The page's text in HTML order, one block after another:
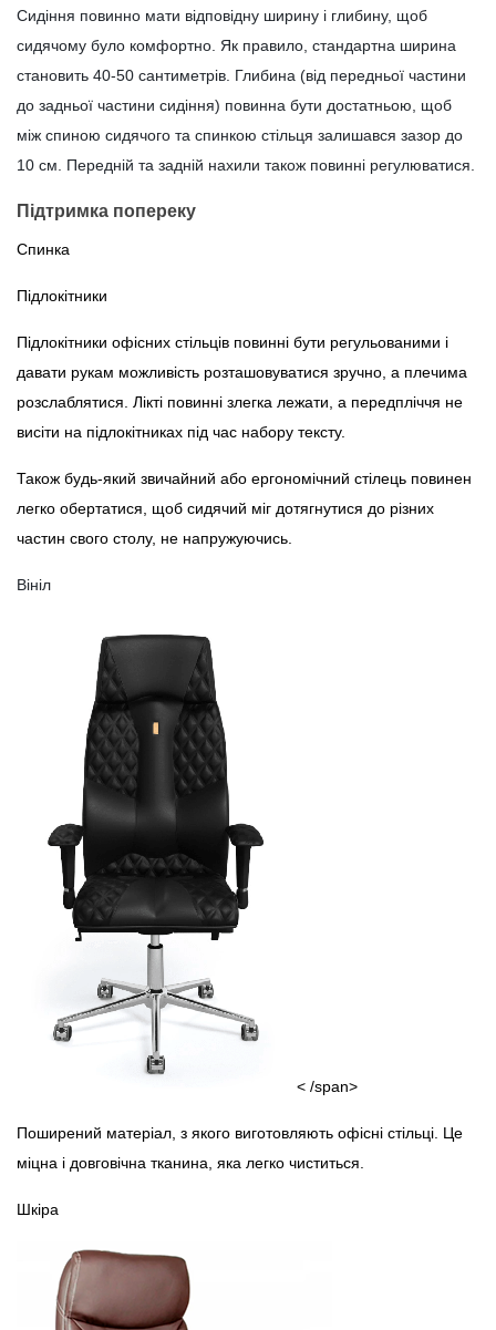
Сидіння повинно мати відповідну ширину і глибину, щоб
сидячому було комфортно. Як правило, стандартна ширина
становить 40-50 сантиметрів. Глибина (від передньої частини
до задньої частини сидіння) повинна бути достатньою, щоб
між спиною сидячого та спинкою стільця залишався зазор до
10 см. Передній та задній нахили також повинні регулюватися.
Підтримка попереку
Спинка
Підлокітники
Підлокітники офісних стільців повинні бути регульованими і
давати рукам можливість розташовуватися зручно, а плечима
розслаблятися. Лікті повинні злегка лежати, а передпліччя не
висіти на підлокітниках під час набору тексту.
Також будь-який звичайний або ергономічний стілець повинен
легко обертатися, щоб сидячий міг дотягнутися до різних
частин свого столу, не напружуючись.
Вініл
< /span>
Поширений матеріал, з якого виготовляють офісні стільці. Це
міцна і довговічна тканина, яка легко чиститься.
Шкіра